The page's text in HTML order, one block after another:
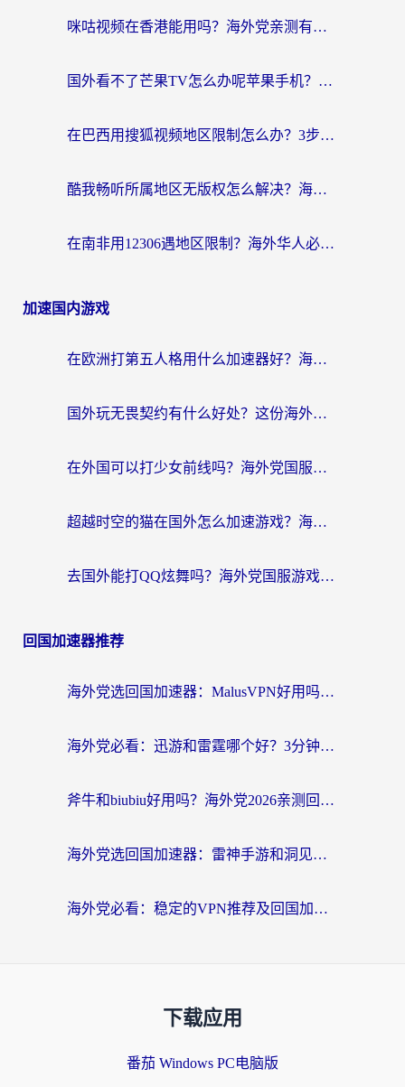
咪咕视频在香港能用吗？海外党亲测有效的回国加速方案来了
国外看不了芒果TV怎么办呢苹果手机？海外党追剧游戏的全能解决方案
在巴西用搜狐视频地区限制怎么办？3步解决海外看国内剧的烦恼
酷我畅听所属地区无版权怎么解决？海外党必看的回国加速全攻略
在南非用12306遇地区限制？海外华人必看的回国加速全攻略（附B站芒果TV解锁技巧）
加速国内游戏
在欧洲打第五人格用什么加速器好？海外党亲测有效的国服游戏加速方案
国外玩无畏契约有什么好处？这份海外国服游戏加速指南帮你解决90%的卡顿问题
在外国可以打少女前线吗？海外党国服游戏畅玩终极指南（附避坑技巧）
超越时空的猫在国外怎么加速游戏？海外玩家国服畅玩终极指南
去国外能打QQ炫舞吗？海外党国服游戏不卡顿的终极指南
回国加速器推荐
海外党选回国加速器：MalusVPN好用吗？和快帆VPN哪个好？附真实对比与避坑指南
海外党必看：迅游和雷霆哪个好？3分钟教你选对回国加速器，无缝刷国内剧玩手游
斧牛和biubiu好用吗？海外党2026亲测回国加速器指南，附番茄加速器深度体验
海外党选回国加速器：雷神手游和洞见哪个好？附iPhone免费VPN推荐及ChickCNUfunR实测
海外党必看：稳定的VPN推荐及回国加速器选择全攻略——告别地域限制，轻松刷国内资源
下载应用
番茄 Windows PC电脑版